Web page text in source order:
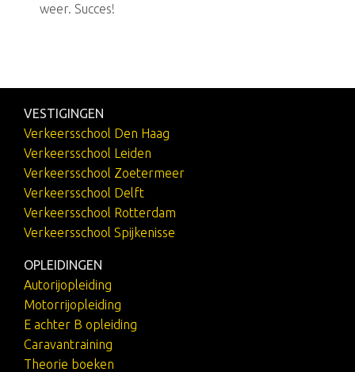
weer. Succes!
VESTIGINGEN
Verkeersschool Den Haag
Verkeersschool Leiden
Verkeersschool Zoetermeer
Verkeersschool Delft
Verkeersschool Rotterdam
Verkeersschool Spijkenisse
OPLEIDINGEN
Autorijopleiding
Motorrijopleiding
E achter B opleiding
Caravantraining
Theorie boeken